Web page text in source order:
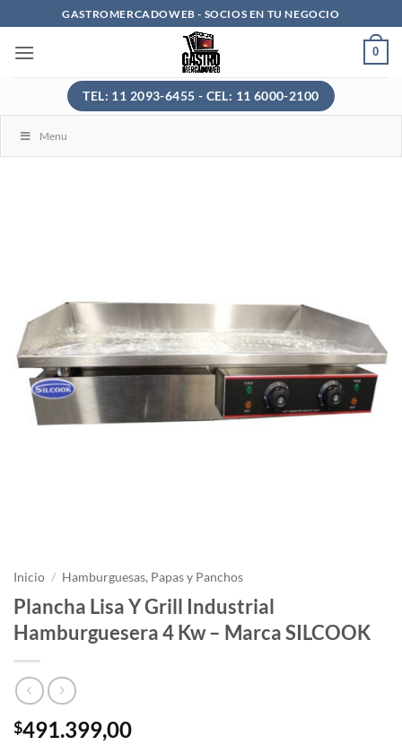
al
contenido
GASTROMERCADOWEB - SOCIOS EN TU NEGOCIO
0
TEL: 11 2093-6455 - CEL: 11 6000-2100
Menu
Inicio / Hamburguesas, Papas y Panchos
Plancha Lisa Y Grill Industrial
Hamburguesera 4 Kw – Marca SILCOOK
$491.399,00